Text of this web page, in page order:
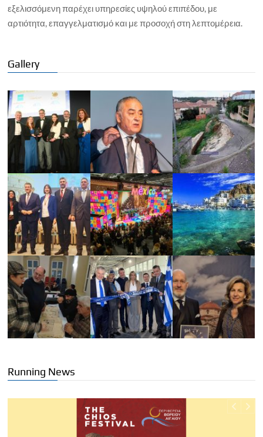
εξελισσόμενη παρέχει υπηρεσίες υψηλού επιπέδου, με
αρτιότητα, επαγγελματισμό και με προσοχή στη λεπτομέρεια.
Gallery
Running News